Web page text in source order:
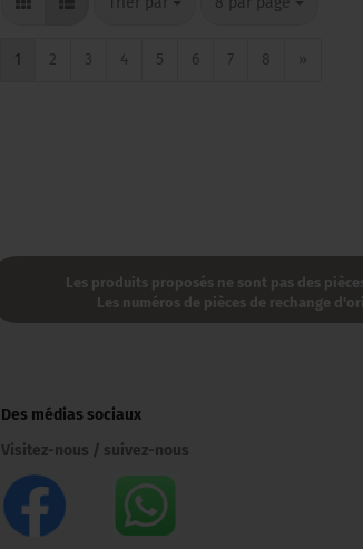
1 2 3 4 5 6 7 8 »
Les produits proposés ne sont pas des
Les numéros de pièces de rechange
Des médias sociaux
Visitez-nous / suivez-nous